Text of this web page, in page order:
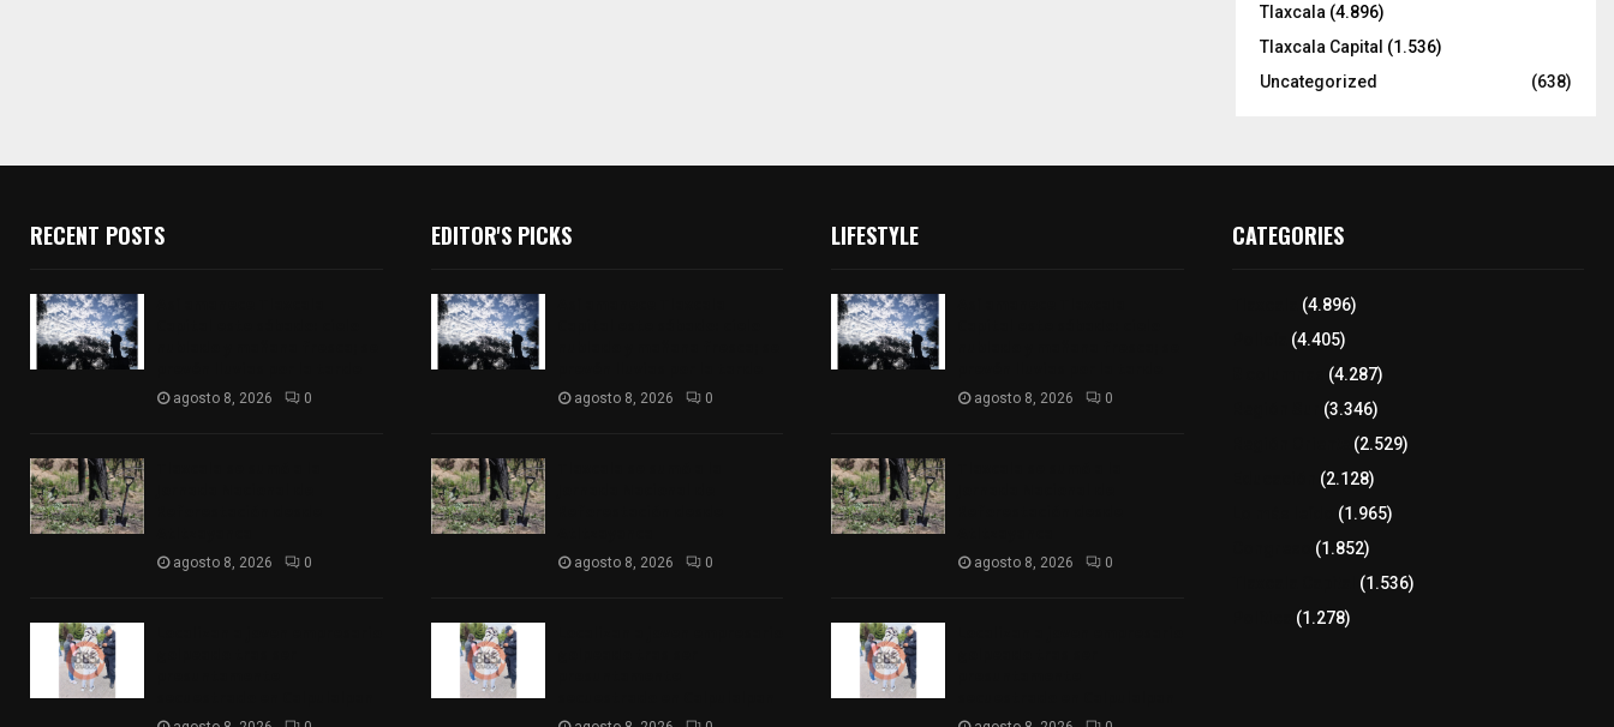
Tlaxcala (4.896)
Tlaxcala Capital (1.536)
Uncategorized
(638)
RECENT POSTS
agosto 8, 2026 0
agosto 8, 2026 0
EDITOR'S PICKS
agosto 8, 2026 0
agosto 8, 2026 0
LIFESTYLE
agosto 8, 2026 0
agosto 8, 2026 0
CATEGORIES
(4.896)
(4.405)
(4.287)
(3.346)
(2.529)
(2.128)
(1.965)
(1.852)
(1.536)
(1.278)